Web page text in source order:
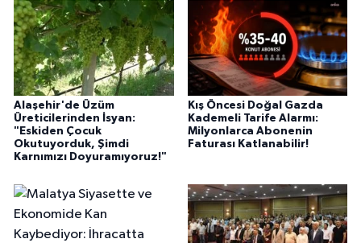
Alaşehir'de Üzüm
Üreticilerinden İsyan:
"Eskiden Çocuk
Okutuyorduk, Şimdi
Karnımızı Doyuramıyoruz!"
Kış Öncesi Doğal Gazda
Kademeli Tarife Alarmı:
Milyonlarca Abonenin
Faturası Katlanabilir!